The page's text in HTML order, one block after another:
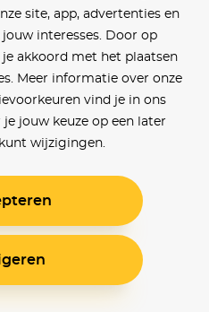
site, app, advertenties en
interesses. Door op
je akkoord met het plaatsen
Meer informatie over onze
vind je in ons
je jouw keuze op een later
wijzigingen.